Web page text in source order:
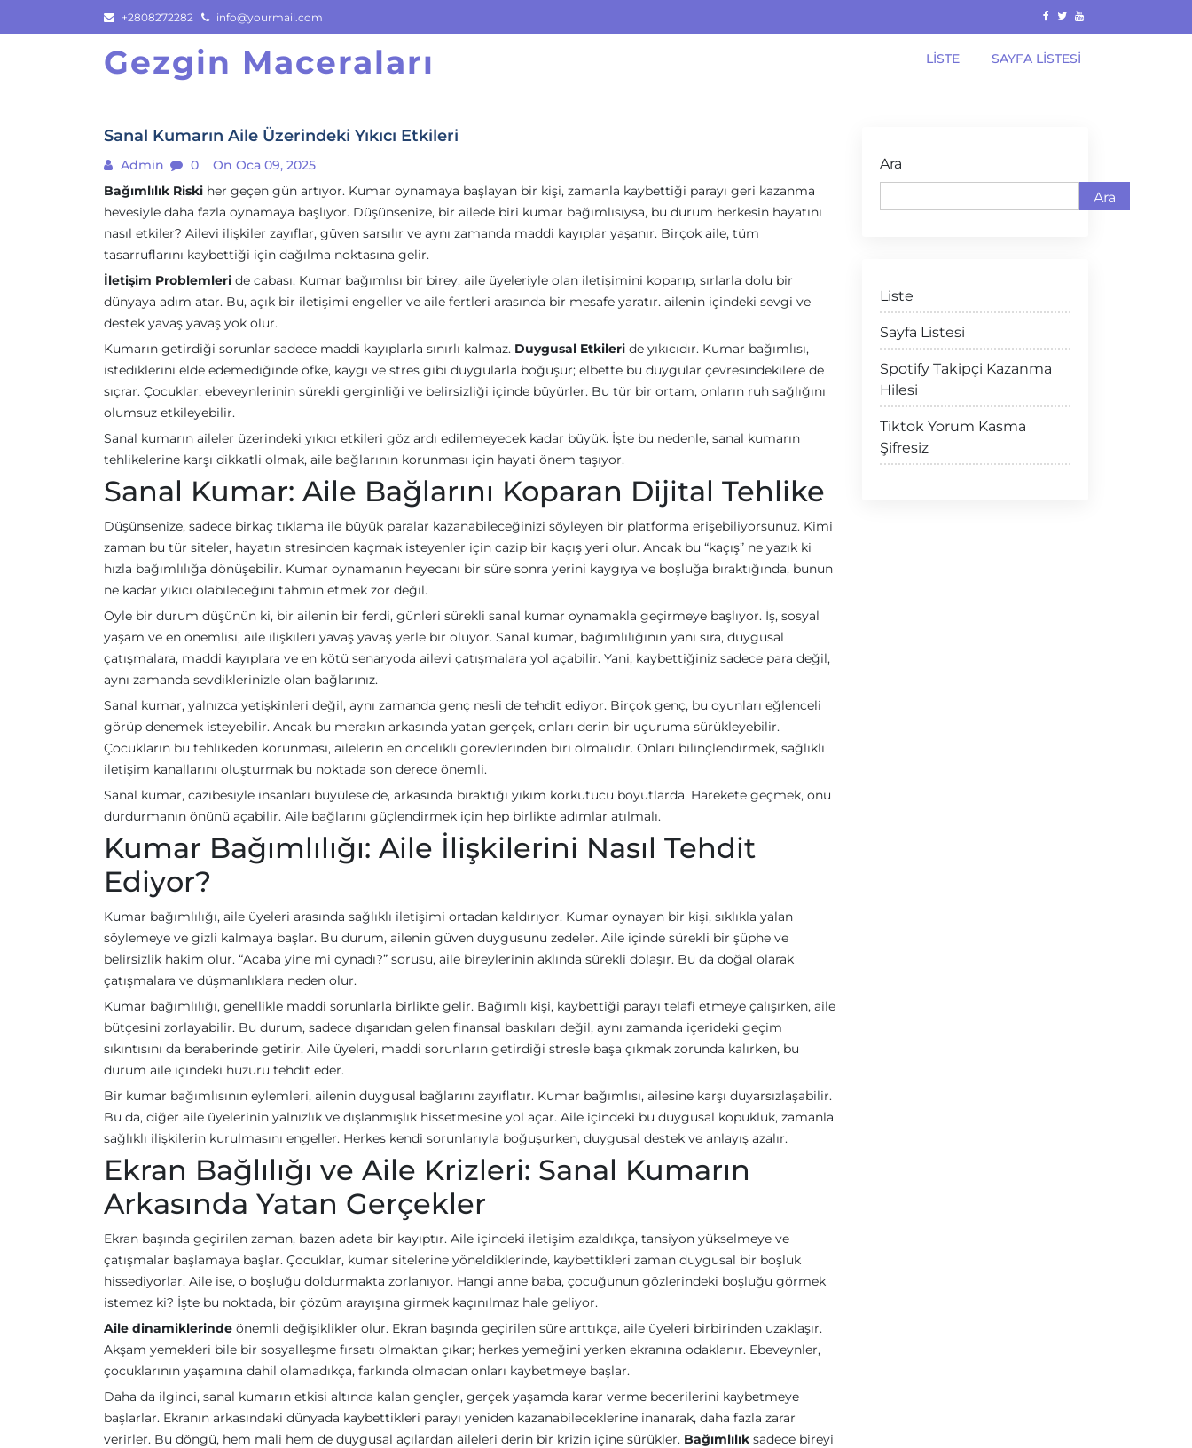
to
+2808272282 info@yourmail.com
Gezgin Maceraları LISTE SAYFA LISTESI
Sanal Kumarın Aile Üzerindeki Yıkıcı Etkileri
Admin 0
On Oca 09, 2025
Bağımlılık Riski her geçen gün artıyor. Kumar oynamaya başlayan bir kişi, zamanla kaybettiği parayı geri kazanma
hevesiyle daha fazla oynamaya başlıyor. Düşünsenize, bir ailede biri kumar bağımlısıysa, bu durum herkesin hayatını
nasıl etkiler? Ailevi ilişkiler zayıflar, güven sarsılır ve aynı zamanda maddi kayıplar yaşanır. Birçok aile, tüm
tasarruflarını kaybettiği için dağılma noktasına gelir.
İletişim Problemleri de cabası. Kumar bağımlısı bir birey, aile üyeleriyle olan iletişimini koparıp, sırlarla dolu bir
dünyaya adım atar. Bu, açık bir iletişimi engeller ve aile fertleri arasında bir mesafe yaratır. ailenin içindeki sevgi ve
destek yavaş yavaş yok olur.
Kumarın getirdiği sorunlar sadece maddi kayıplarla sınırlı kalmaz. Duygusal Etkileri de yıkıcıdır. Kumar bağımlısı,
istediklerini elde edemediğinde öfke, kaygı ve stres gibi duygularla boğuşur; elbette bu duygular çevresindekilere de
sıçrar. Çocuklar, ebeveynlerinin sürekli gerginliği ve belirsizliği içinde büyürler. Bu tür bir ortam, onların ruh sağlığını
olumsuz etkileyebilir.
Sanal kumarın aileler üzerindeki yıkıcı etkileri göz ardı edilemeyecek kadar büyük. İşte bu nedenle, sanal kumarın
tehlikelerine karşı dikkatli olmak, aile bağlarının korunması için hayati önem taşıyor.
Sanal Kumar: Aile Bağlarını Koparan Dijital Tehlike
Düşünsenize, sadece birkaç tıklama ile büyük paralar kazanabileceğinizi söyleyen bir platforma erişebiliyorsunuz. Kimi
zaman bu tür siteler, hayatın stresinden kaçmak isteyenler için cazip bir kaçış yeri olur. Ancak bu “kaçış” ne yazık ki
hızla bağımlılığa dönüşebilir. Kumar oynamanın heyecanı bir süre sonra yerini kaygıya ve boşluğa bıraktığında, bunun
ne kadar yıkıcı olabileceğini tahmin etmek zor değil.
Öyle bir durum düşünün ki, bir ailenin bir ferdi, günleri sürekli sanal kumar oynamakla geçirmeye başlıyor. İş, sosyal
yaşam ve en önemlisi, aile ilişkileri yavaş yavaş yerle bir oluyor. Sanal kumar, bağımlılığının yanı sıra, duygusal
çatışmalara, maddi kayıplara ve en kötü senaryoda ailevi çatışmalara yol açabilir. Yani, kaybettiğiniz sadece para değil,
aynı zamanda sevdiklerinizle olan bağlarınız.
Sanal kumar, yalnızca yetişkinleri değil, aynı zamanda genç nesli de tehdit ediyor. Birçok genç, bu oyunları eğlenceli
görüp denemek isteyebilir. Ancak bu merakın arkasında yatan gerçek, onları derin bir uçuruma sürükleyebilir.
Çocukların bu tehlikeden korunması, ailelerin en öncelikli görevlerinden biri olmalıdır. Onları bilinçlendirmek, sağlıklı
iletişim kanallarını oluşturmak bu noktada son derece önemli.
Sanal kumar, cazibesiyle insanları büyülese de, arkasında bıraktığı yıkım korkutucu boyutlarda. Harekete geçmek, onu
durdurmanın önünü açabilir. Aile bağlarını güçlendirmek için hep birlikte adımlar atılmalı.
Kumar Bağımlılığı: Aile İlişkilerini Nasıl Tehdit
Ediyor?
Kumar bağımlılığı, aile üyeleri arasında sağlıklı iletişimi ortadan kaldırıyor. Kumar oynayan bir kişi, sıklıkla yalan
söylemeye ve gizli kalmaya başlar. Bu durum, ailenin güven duygusunu zedeler. Aile içinde sürekli bir şüphe ve
belirsizlik hakim olur. “Acaba yine mi oynadı?” sorusu, aile bireylerinin aklında sürekli dolaşır. Bu da doğal olarak
çatışmalara ve düşmanlıklara neden olur.
Kumar bağımlılığı, genellikle maddi sorunlarla birlikte gelir. Bağımlı kişi, kaybettiği parayı telafi etmeye çalışırken, aile
bütçesini zorlayabilir. Bu durum, sadece dışarıdan gelen finansal baskıları değil, aynı zamanda içerideki geçim
sıkıntısını da beraberinde getirir. Aile üyeleri, maddi sorunların getirdiği stresle başa çıkmak zorunda kalırken, bu
durum aile içindeki huzuru tehdit eder.
Bir kumar bağımlısının eylemleri, ailenin duygusal bağlarını zayıflatır. Kumar bağımlısı, ailesine karşı duyarsızlaşabilir.
Bu da, diğer aile üyelerinin yalnızlık ve dışlanmışlık hissetmesine yol açar. Aile içindeki bu duygusal kopukluk, zamanla
sağlıklı ilişkilerin kurulmasını engeller. Herkes kendi sorunlarıyla boğuşurken, duygusal destek ve anlayış azalır.
Ekran Bağlılığı ve Aile Krizleri: Sanal Kumarın
Arkasında Yatan Gerçekler
Ekran başında geçirilen zaman, bazen adeta bir kayıptır. Aile içindeki iletişim azaldıkça, tansiyon yükselmeye ve
çatışmalar başlamaya başlar. Çocuklar, kumar sitelerine yöneldiklerinde, kaybettikleri zaman duygusal bir boşluk
hissediyorlar. Aile ise, o boşluğu doldurmakta zorlanıyor. Hangi anne baba, çocuğunun gözlerindeki boşluğu görmek
istemez ki? İşte bu noktada, bir çözüm arayışına girmek kaçınılmaz hale geliyor.
Aile dinamiklerinde önemli değişiklikler olur. Ekran başında geçirilen süre arttıkça, aile üyeleri birbirinden uzaklaşır.
Akşam yemekleri bile bir sosyalleşme fırsatı olmaktan çıkar; herkes yemeğini yerken ekranına odaklanır. Ebeveynler,
çocuklarının yaşamına dahil olamadıkça, farkında olmadan onları kaybetmeye başlar.
Daha da ilginci, sanal kumarın etkisi altında kalan gençler, gerçek yaşamda karar verme becerilerini kaybetmeye
başlarlar. Ekranın arkasındaki dünyada kaybettikleri parayı yeniden kazanabileceklerine inanarak, daha fazla zarar
verirler. Bu döngü, hem mali hem de duygusal açılardan aileleri derin bir krizin içine sürükler. Bağımlılık sadece bireyi
Ara
Ara
Liste
Sayfa Listesi
Spotify Takipçi Kazanma
Hilesi
Tiktok Yorum Kasma
Şifresiz